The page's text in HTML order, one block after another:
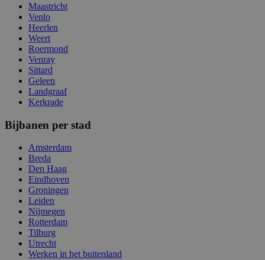
Maastricht
Venlo
Heerlen
Weert
Roermond
Venray
Sittard
Geleen
Landgraaf
Kerkrade
Bijbanen per stad
Amsterdam
Breda
Den Haag
Eindhoven
Groningen
Leiden
Nijmegen
Rotterdam
Tilburg
Utrecht
Werken in het buitenland